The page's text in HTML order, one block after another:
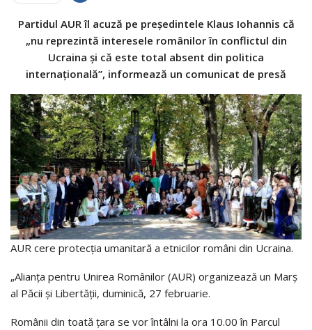
Partidul AUR îl acuză pe președintele Klaus Iohannis că
„nu reprezintă interesele românilor în conflictul din
Ucraina și că este total absent din politica
internațională”, informează un comunicat de presă
AUR cere protecția umanitară a etnicilor români din Ucraina.
„Alianța pentru Unirea Românilor (AUR) organizează un Marș
al Păcii și Libertății, duminică, 27 februarie.
Românii din toată țara se vor întâlni la ora 10.00 în Parcul